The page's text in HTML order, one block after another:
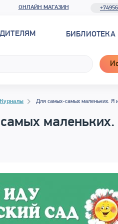
ОНЛАЙН МАГАЗИН
БИБЛИОТЕКА
Для самых-самых маленьких. Я
маленьких.